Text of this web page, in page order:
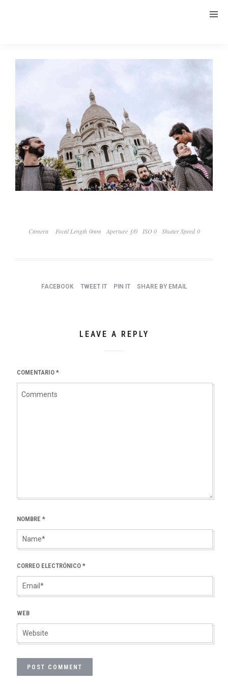
Camera Focal Length 0mm Aperture ƒ/0 ISO 0 Shutter Speed 0
FACEBOOK TWEET IT PIN IT SHARE BY EMAIL
LEAVE A REPLY
COMENTARIO *
NOMBRE *
CORREO ELECTRÓNICO *
WEB